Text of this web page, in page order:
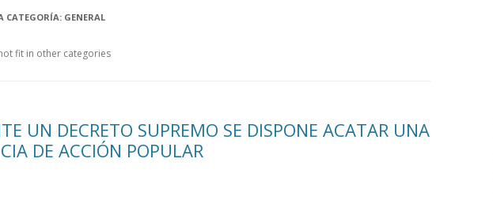
CATEGORÍA: GENERAL
fit in other categories
UN DECRETO SUPREMO SE DISPONE ACATAR UNA
DE ACCIÓN POPULAR